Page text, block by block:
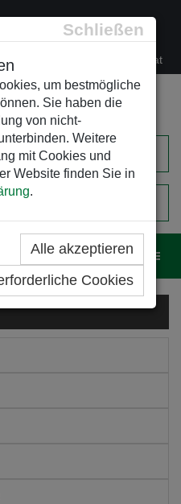
Schließen
um bestmögliche
Sie haben die
von nicht-
Weitere
mit Cookies und
Website finden Sie in
.
Alle akzeptieren
Cookies
37 00 office@leso.at